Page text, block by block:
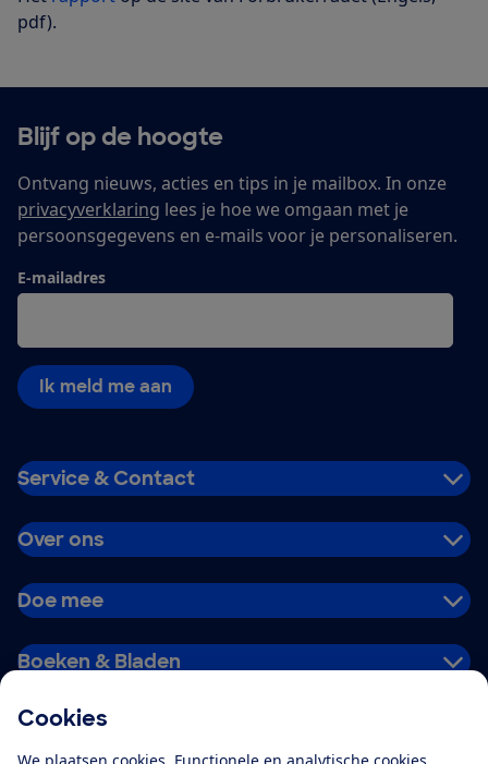
Cookies
pdf).
Blijf op de hoogte
Ontvang nieuws, acties en tips in je mailbox. In onze
privacyverklaring lees je hoe we omgaan met je
persoonsgegevens en e-mails voor je personaliseren.
E-mailadres
Ik meld me aan
Service & Contact
Over ons
Doe mee
Boeken & Bladen